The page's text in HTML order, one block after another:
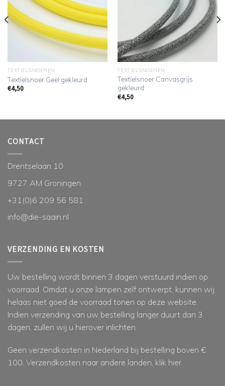
TEXTIELSNOEREN
Textielsnoer Geel gekleurd
€4,50
TEXTIELSNOEREN
Textielsnoer Canvasgrijs
gekleurd
€4,50
CONTACT
Drentselaan 10
9727 AM Groningen
+31(0)6 209 56 581
info@die-saain.nl
VERZENDING EN KOSTEN
Uw bestelling wordt binnen 3 dagen verstuurd indien op
voorraad. Omdat u onze lampen zelf ontwerpt, kunnen wij
helaas niet goed de voorraad tonen op deze website.
Indien verzending van uw bestelling langer duurt dan 3
dagen, zullen wij u hierover inlichten.
Geen verzendkosten in Nederland bij bestelling boven €
100. Verzendkosten naar andere landen, klik hier.